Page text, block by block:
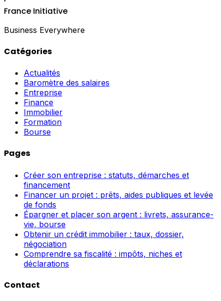
France Initiative
Business Everywhere
Catégories
Actualités
Baromètre des salaires
Entreprise
Finance
Immobilier
Formation
Bourse
Pages
Créer son entreprise : statuts, démarches et
financement
Financer un projet : prêts, aides publiques et levée
de fonds
Épargner et placer son argent : livrets, assurance-
vie, bourse
Obtenir un crédit immobilier : taux, dossier,
négociation
Comprendre sa fiscalité : impôts, niches et
déclarations
Contact